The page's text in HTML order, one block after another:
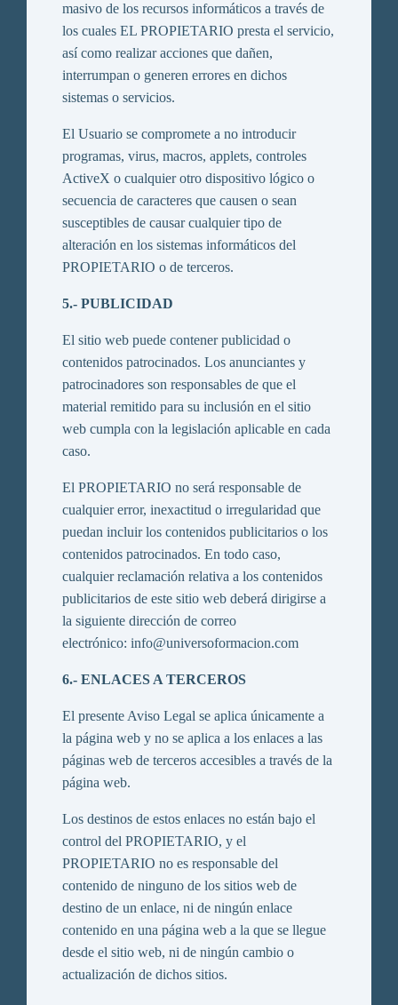
masivo de los recursos informáticos a través de
los cuales EL PROPIETARIO presta el servicio,
así como realizar acciones que dañen,
interrumpan o generen errores en dichos
sistemas o servicios.
El Usuario se compromete a no introducir
programas, virus, macros, applets, controles
ActiveX o cualquier otro dispositivo lógico o
secuencia de caracteres que causen o sean
susceptibles de causar cualquier tipo de
alteración en los sistemas informáticos del
PROPIETARIO o de terceros.
5.- PUBLICIDAD
El sitio web puede contener publicidad o
contenidos patrocinados. Los anunciantes y
patrocinadores son responsables de que el
material remitido para su inclusión en el sitio
web cumpla con la legislación aplicable en cada
caso.
El PROPIETARIO no será responsable de
cualquier error, inexactitud o irregularidad que
puedan incluir los contenidos publicitarios o los
contenidos patrocinados. En todo caso,
cualquier reclamación relativa a los contenidos
publicitarios de este sitio web deberá dirigirse a
la siguiente dirección de correo
electrónico: info@universoformacion.com
6.- ENLACES A TERCEROS
El presente Aviso Legal se aplica únicamente a
la página web y no se aplica a los enlaces a las
páginas web de terceros accesibles a través de la
página web.
Los destinos de estos enlaces no están bajo el
control del PROPIETARIO, y el
PROPIETARIO no es responsable del
contenido de ninguno de los sitios web de
destino de un enlace, ni de ningún enlace
contenido en una página web a la que se llegue
desde el sitio web, ni de ningún cambio o
actualización de dichos sitios.